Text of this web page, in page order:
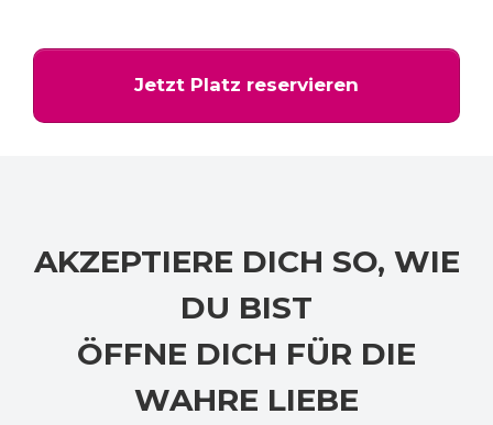
Jetzt Platz reservieren
AKZEPTIERE DICH SO, WIE
DU BIST
ÖFFNE DICH FÜR DIE
WAHRE LIEBE